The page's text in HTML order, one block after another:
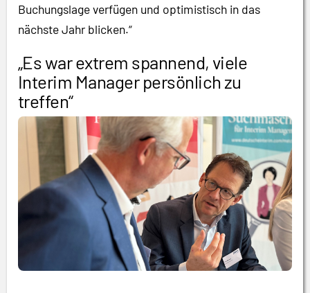
Buchungslage verfügen und optimistisch in das
nächste Jahr blicken.“
„Es war extrem spannend, viele
Interim Manager persönlich zu
treffen“